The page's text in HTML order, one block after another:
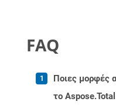
FAQ
Ποιες μορφές
το